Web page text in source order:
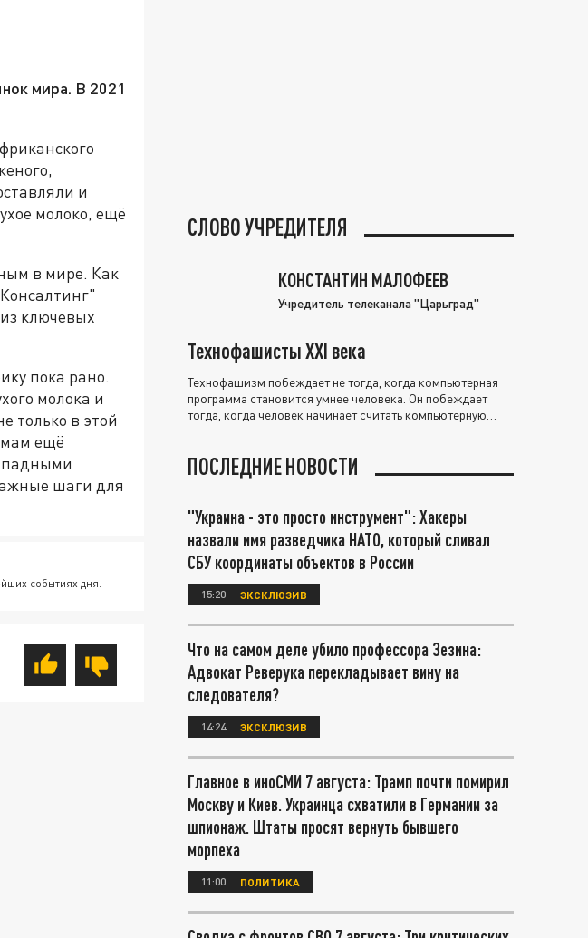
мира. В 2021
и
молоко, ещё
в мире. Как
ключевых
пока рано.
молока и
только в этой
ещё
шаги для
событиях дня.
СЛОВО УЧРЕДИТЕЛЯ
КОНСТАНТИН МАЛОФЕЕВ
Учредитель телеканала "Царьград"
Технофашисты XXI века
Технофашизм побеждает не тогда, когда компьютерная
программа становится умнее человека. Он побеждает
тогда, когда человек начинает считать компьютерную
ПОСЛЕДНИЕ НОВОСТИ
"Украина - это просто инструмент": Хакеры
назвали имя разведчика НАТО, который сливал
СБУ координаты объектов в России
15:20 ЭКСКЛЮЗИВ
Что на самом деле убило профессора Зезина:
Адвокат Реверука перекладывает вину на
следователя?
14:24 ЭКСКЛЮЗИВ
Главное в иноСМИ 7 августа: Трамп почти помирил
Москву и Киев. Украинца схватили в Германии за
шпионаж. Штаты просят вернуть бывшего
морпеха
11:00 ПОЛИТИКА